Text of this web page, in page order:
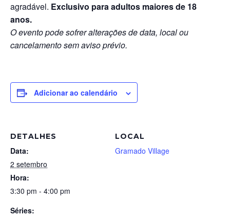
agradável. Exclusivo para adultos maiores de 18
anos.
O evento pode sofrer alterações de data, local ou
cancelamento sem aviso prévio.
Adicionar ao calendário
DETALHES
Data:
2 setembro
Hora:
3:30 pm - 4:00 pm
Séries:
LOCAL
Gramado Village